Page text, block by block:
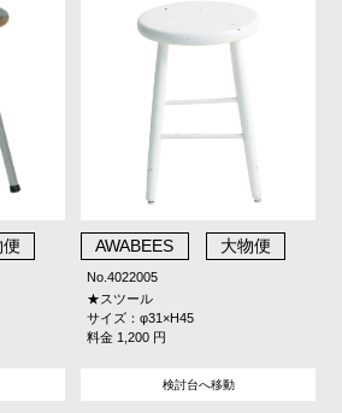
便 AWABEES 大物便
No.4022005
★スツール
サイズ：φ31×H45
料金 1,200 円
検討台へ移動